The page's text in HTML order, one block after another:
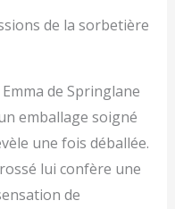
de post-
PUISSANT -
compresseur
et à la capacité
Emma peut
de pré-
de la sorbetière
de Springlane
emballage soigné
une fois déballée.
lui confère une
de